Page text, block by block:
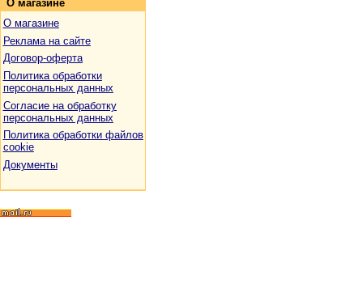
О магазине
О магазине
Реклама на сайте
Договор-оферта
Политика обработки
персональных данных
Согласие на обработку
персональных данных
Политика обработки файлов
cookie
Документы